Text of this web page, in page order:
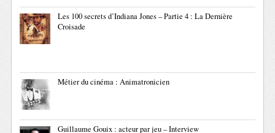
Les 100 secrets d’Indiana Jones – Partie 4 : La Dernière
Croisade
Métier du cinéma : Animatronicien
Guillaume Gouix : acteur par jeu – Interview